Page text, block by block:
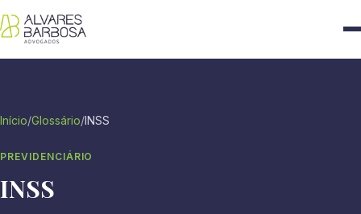
Início/Glossário/INSS
PREVIDENCIÁRIO
INSS